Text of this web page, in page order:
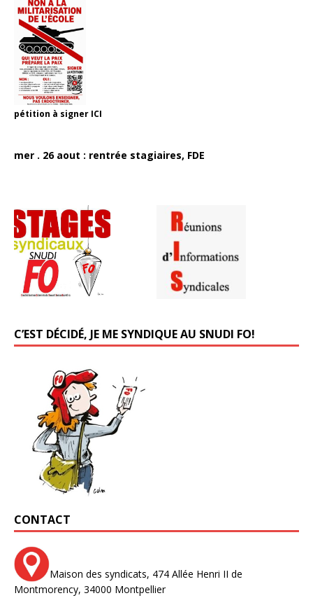
pétition à signer ICI
mer . 26 aout : rentrée stagiaires, FDE
C’EST DÉCIDÉ, JE ME SYNDIQUE AU SNUDI FO!
CONTACT
Maison des syndicats, 474 Allée Henri II de
Montmorency, 34000 Montpellier